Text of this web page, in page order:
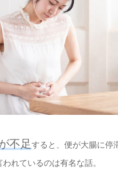
不足すると、便が大腸に停
れているのは有名な話。